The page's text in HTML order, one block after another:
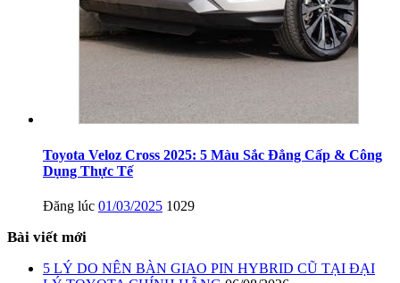
Toyota Veloz Cross 2025: 5 Màu Sắc Đẳng Cấp & Công
Dụng Thực Tế
Đăng lúc 01/03/2025 1029
Bài viết mới
5 LÝ DO NÊN BÀN GIAO PIN HYBRID CŨ TẠI ĐẠI